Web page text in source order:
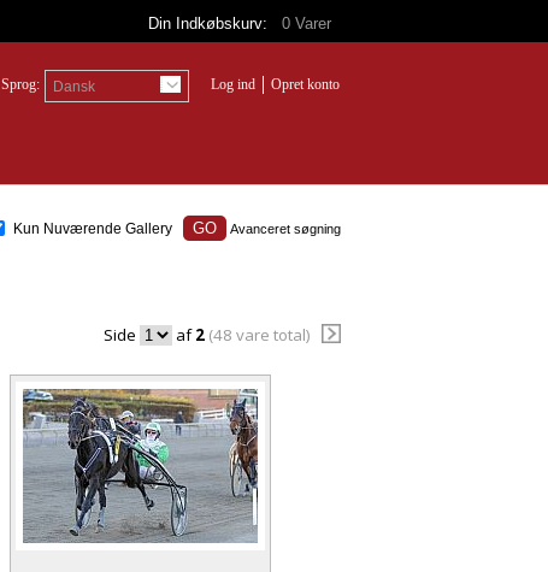
Din Indkøbskurv: 0 Varer
Dansk
Sprog: Log ind Opret konto
Kun Nuværende Gallery Avanceret søgning
Side af2 (48 vare total)